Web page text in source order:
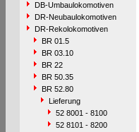
DB-Umbaulokomotiven
DR-Neubaulokomotiven
DR-Rekolokomotiven
BR 01.5
BR 03.10
BR 22
BR 50.35
BR 52.80
Lieferung
52 8001 - 8100
52 8101 - 8200